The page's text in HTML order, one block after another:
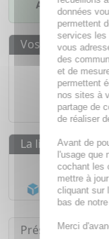
Ajouter à mes
Vos avantages
Des prix
Paiement
Paiement
La livraison
Livraison
Présentation
données
permettent
services les
vous
des
et de
permettent
nos sites à
partage de
de réaliser
Avant de
l'usage que
cochant les
mettre à
cliquant sur
bas de notre
Merci